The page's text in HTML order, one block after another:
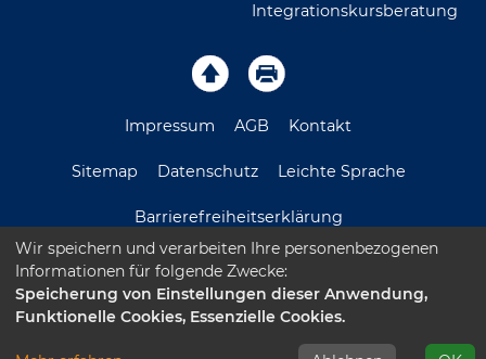
Integrationskursberatung
Impressum AGB Kontakt
Sitemap Datenschutz Leichte Sprache
Barrierefreiheitserklärung
Wir speichern und verarbeiten Ihre personenbezogenen
Informationen für folgende Zwecke:
Speicherung von Einstellungen dieser Anwendung,
Funktionelle Cookies, Essenzielle Cookies.